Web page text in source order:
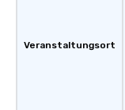
Veranstaltungsort